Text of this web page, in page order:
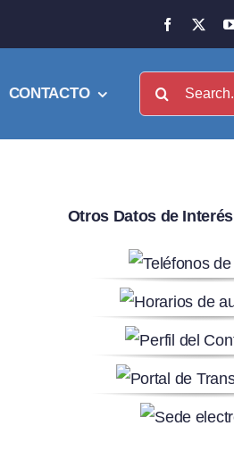
CONTACTO Buscar:
Otros Datos de Interés